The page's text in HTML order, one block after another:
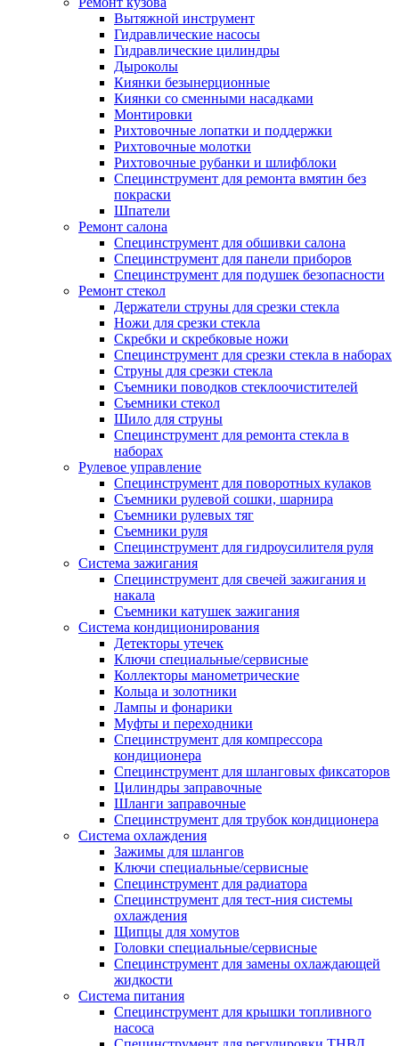
Вытяжной инструмент
Гидравлические насосы
Гидравлические цилиндры
Дыроколы
Киянки безынерционные
Киянки со сменными насадками
Монтировки
Рихтовочные лопатки и поддержки
Рихтовочные молотки
Рихтовочные рубанки и шлифблоки
Специнструмент для ремонта вмятин без
покраски
Шпатели
Ремонт салона
Специнструмент для обшивки салона
Специнструмент для панели приборов
Специнструмент для подушек безопасности
Ремонт стекол
Держатели струны для срезки стекла
Ножи для срезки стекла
Скребки и скребковые ножи
Специнструмент для срезки стекла в наборах
Струны для срезки стекла
Съемники поводков стеклоочистителей
Съемники стекол
Шило для струны
Специнструмент для ремонта стекла в
наборах
Рулевое управление
Специнструмент для поворотных кулаков
Съемники рулевой сошки, шарнира
Съемники рулевых тяг
Съемники руля
Специнструмент для гидроусилителя руля
Система зажигания
Специнструмент для свечей зажигания и
накала
Съемники катушек зажигания
Система кондиционирования
Детекторы утечек
Ключи специальные/сервисные
Коллекторы манометрические
Кольца и золотники
Лампы и фонарики
Муфты и переходники
Специнструмент для компрессора
кондиционера
Специнструмент для шланговых фиксаторов
Цилиндры заправочные
Шланги заправочные
Специнструмент для трубок кондиционера
Система охлаждения
Зажимы для шлангов
Ключи специальные/сервисные
Специнструмент для радиатора
Специнструмент для тест-ния системы
охлаждения
Щипцы для хомутов
Головки специальные/сервисные
Специнструмент для замены охлаждающей
жидкости
Система питания
Специнструмент для крышки топливного
насоса